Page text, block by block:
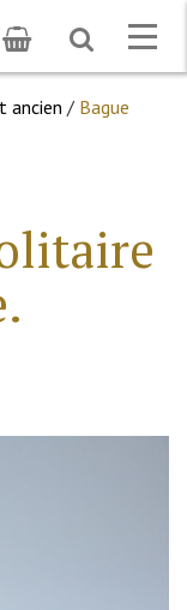
Toggle
search
ancien / Bague